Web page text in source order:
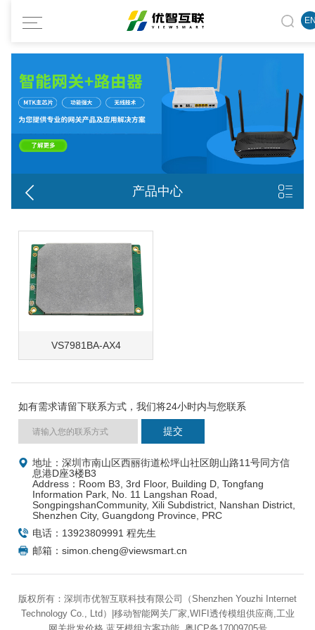
 产品中心 
VS7981BA-AX4
如有需求请留下联系方式，我们将24小时内与您联系
地址：深圳市南山区西丽街道松坪山社区朗山路11号同方信
息港D座3楼B3
Address：Room B3, 3rd Floor, Building D, Tongfang
Information Park, No. 11 Langshan Road,
SongpingshanCommunity, Xili Subdistrict, Nanshan District,
Shenzhen City, Guangdong Province, PRC
电话：13923809991 程先生
邮箱：simon.cheng@viewsmart.cn
版权所有：深圳市优智互联科技有限公司（Shenzhen Youzhi Internet
Technology Co., Ltd）|移动智能网关厂家,WIFI透传模组供应商,工业